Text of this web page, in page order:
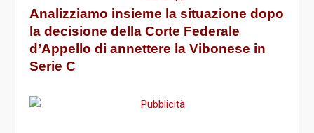
Analizziamo insieme la situazione dopo
la decisione della Corte Federale
d’Appello di annettere la Vibonese in
Serie C